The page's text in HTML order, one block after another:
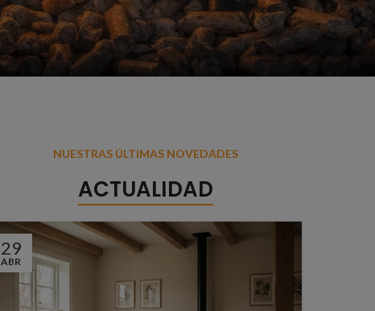
NUESTRAS ÚLTIMAS NOVEDADES
ACTUALIDAD
29
ABR